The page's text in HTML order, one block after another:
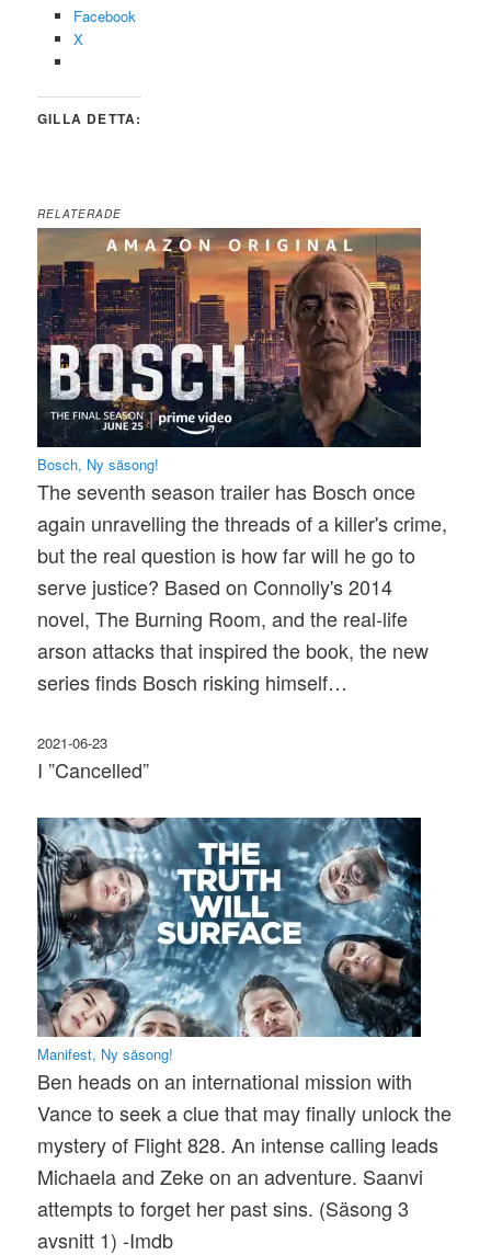
Facebook
X
GILLA DETTA:
RELATERADE
Bosch, Ny säsong!
The seventh season trailer has Bosch once
again unravelling the threads of a killer's crime,
but the real question is how far will he go to
serve justice? Based on Connolly's 2014
novel, The Burning Room, and the real-life
arson attacks that inspired the book, the new
series finds Bosch risking himself…
2021-06-23
I ”Cancelled”
Manifest, Ny säsong!
Ben heads on an international mission with
Vance to seek a clue that may finally unlock the
mystery of Flight 828. An intense calling leads
Michaela and Zeke on an adventure. Saanvi
attempts to forget her past sins. (Säsong 3
avsnitt 1) -Imdb